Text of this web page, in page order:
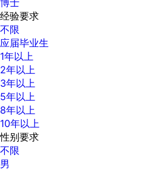
博士
经验要求
不限
应届毕业生
1年以上
2年以上
3年以上
5年以上
8年以上
10年以上
性别要求
不限
男